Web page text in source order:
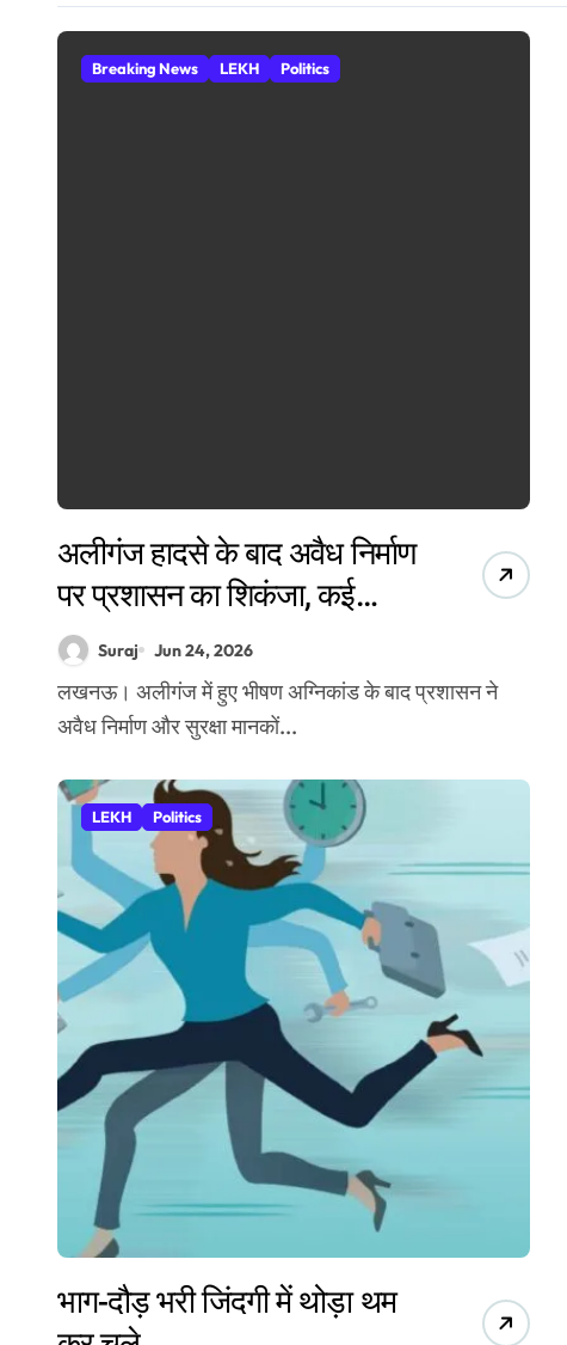
Breaking News LEKH Politics
अलीगंज हादसे के बाद अवैध निर्माण
पर प्रशासन का शिकंजा, कई
अधिकारियों पर कार्रवाई की तैयारी
Suraj Jun 24, 2026
लखनऊ। अलीगंज में हुए भीषण अग्निकांड के बाद प्रशासन ने
अवैध निर्माण और सुरक्षा मानकों...
LEKH Politics
भाग-दौड़ भरी जिंदगी में थोड़ा थम